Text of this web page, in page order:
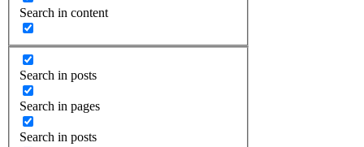
Search in content
Search in posts
Search in pages
Search in posts